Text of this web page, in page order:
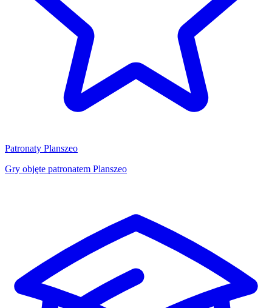
Patronaty Planszeo
Gry objęte patronatem Planszeo